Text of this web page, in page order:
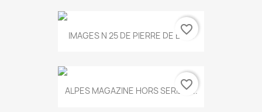
IMAGES N 25 DE PIERRE DE BOIS
favorite_border
ALPES MAGAZINE HORS SERIE N...
favorite_border